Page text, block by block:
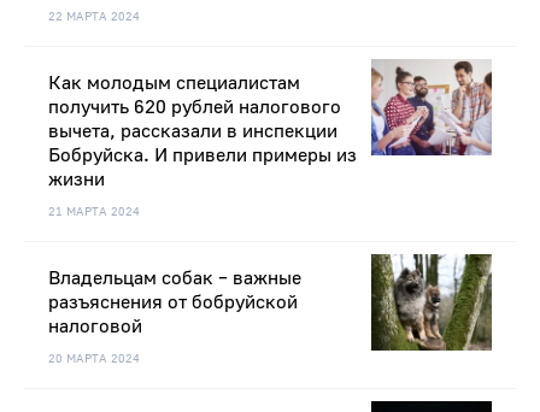
22 МАРТА 2024
21 МАРТА 2024
Как молодым специалистам
получить 620 рублей налогового
вычета, рассказали в инспекции
Бобруйска. И привели примеры из
жизни
20 МАРТА 2024
Владельцам собак – важные
разъяснения от бобруйской
налоговой